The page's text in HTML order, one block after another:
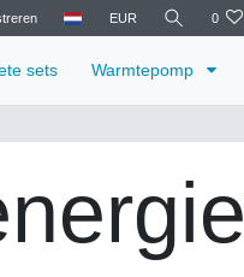
EUR 0
sets Warmtepomp